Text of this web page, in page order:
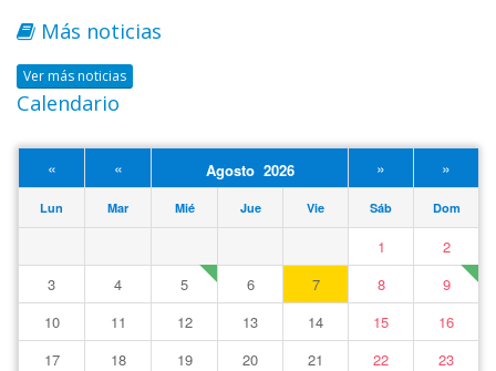
Más noticias
Ver más noticias
Calendario
« « Agosto 2026 » »
Lun Mar Mié Jue Vie Sáb Dom
1
2
3
4 5 6 7 8
9
10
11 12 13 14 15
16
17
18 19 20 21 22
23